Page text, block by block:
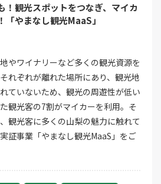
！観光スポットをつなぎ、マイカ
「やまなし観光MaaS」
やワイナリーなど多くの観光資源を
れぞれが離れた場所にあり、観光地
ていないため、観光の周遊性が低い
観光客の7割がマイカーを利用。そ
観光客に多くの山梨の魅力に触れて
証事業「やまなし観光MaaS」をご